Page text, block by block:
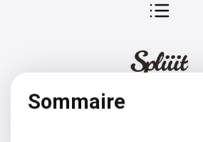
Sommaire